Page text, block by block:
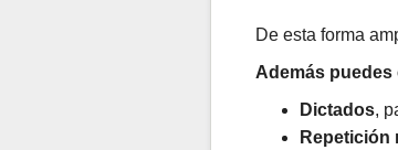
De esta forma
Además
Dictados,
Repetición